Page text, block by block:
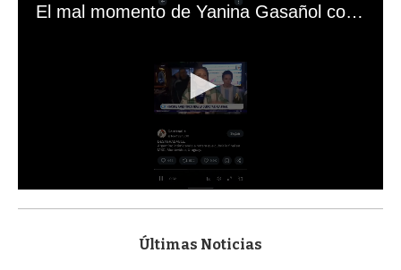
El mal momento de Yanina Gasañol con un hincha argentino en "Subrayado"
s
Últimas Noticias